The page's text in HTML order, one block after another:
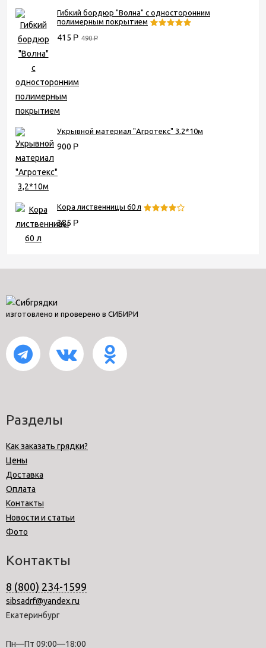
Гибкий бордюр "Волна" с односторонним
полимерным покрытием
415 Р 490Р
Укрывной материал "Агротекс" 3,2*10м
900 Р
Кора лиственницы 60 л
385 Р
изготовлено и проверено в СИБИРИ
Разделы
Как заказать грядки?
Цены
Доставка
Оплата
Контакты
Новости и статьи
Фото
Контакты
8 (800) 234-1599
sibsadrf@yandex.ru
Екатеринбург
Пн—Пт 09:00—18:00